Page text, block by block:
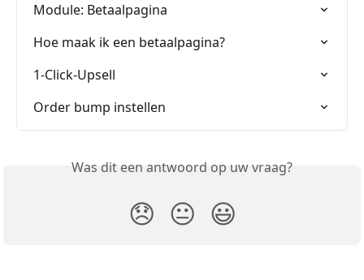
Module: Betaalpagina
Hoe maak ik een betaalpagina?
1-Click-Upsell
Order bump instellen
Was dit een antwoord op uw vraag?
😞 😐 😃